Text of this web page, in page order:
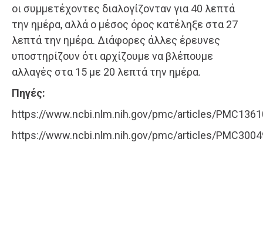
οι συμμετέχοντες διαλογίζονταν για 40 λεπτά
την ημέρα, αλλά ο μέσος όρος κατέληξε στα 27
λεπτά την ημέρα. Διάφορες άλλες έρευνες
υποστηρίζουν ότι αρχίζουμε να βλέπουμε
αλλαγές στα 15 με 20 λεπτά την ημέρα.
Πηγές:
https://www.ncbi.nlm.nih.gov/pmc/articles/
https://www.ncbi.nlm.nih.gov/pmc/articles/